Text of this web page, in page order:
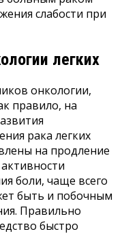
слабости при
легких
онкологии,
правило, на
рака легких
на продление
боли, чаще всего
быть и побочным
Правильно
быстро